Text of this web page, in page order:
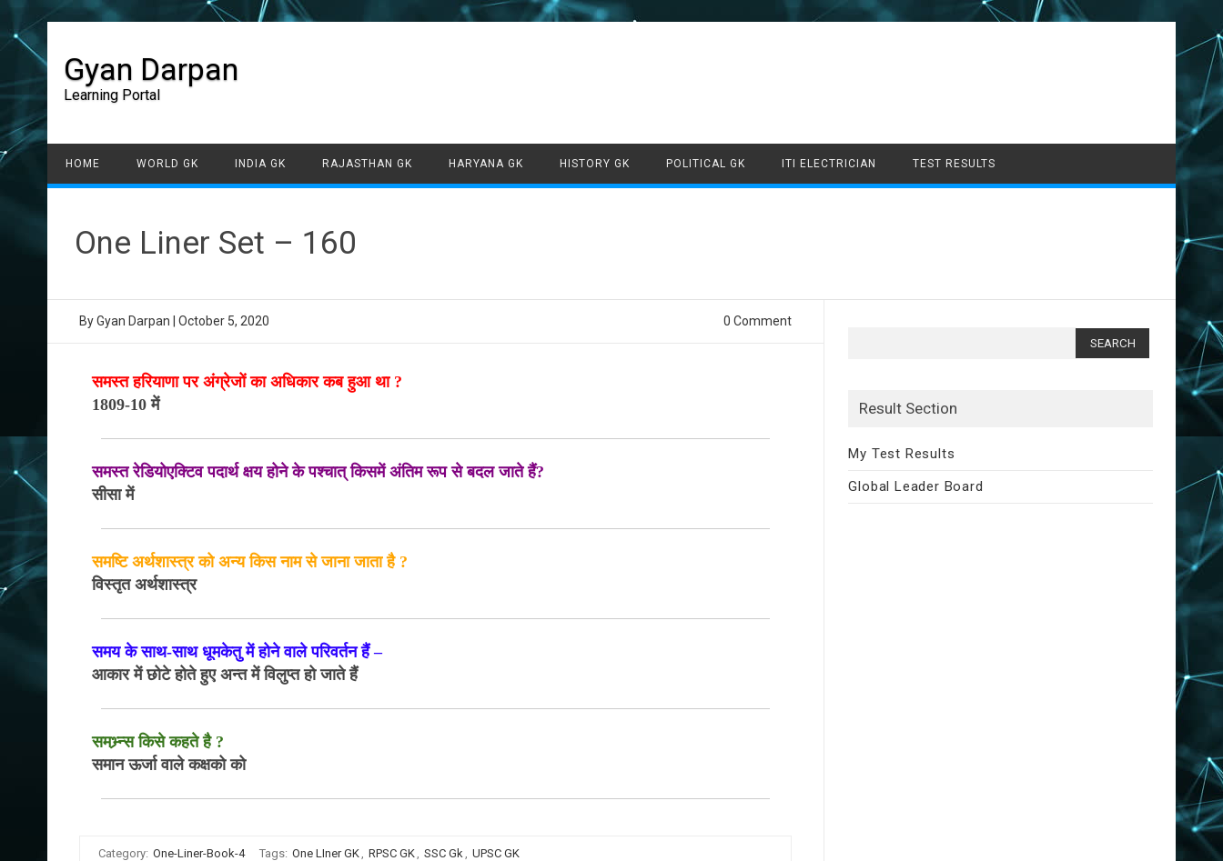
Gyan Darpan
Learning Portal
Skip to content
HOME WORLD GK INDIA GK RAJASTHAN GK HARYANA GK HISTORY GK POLITICAL GK ITI ELECTRICIAN TEST RESULTS
One Liner Set – 160
ByGyan Darpan October 5, 2020 0 Comment
समस्त हरियाणा पर अंग्रेजों का अधिकार कब हुआ था ?
1809-10 में
समस्त रेडियोएक्टिव पदार्थ क्षय होने के पश्चात् किसमें अंतिम रूप से बदल जाते हैं?
सीसा में
समष्टि अर्थशास्त्र को अन्य किस नाम से जाना जाता है ?
विस्तृत अर्थशास्त्र
समय के साथ-साथ धूमकेतु में होने वाले परिवर्तन हैं –
आकार में छोटे होते हुए अन्त में विलुप्त हो जाते हैं
समभ्र्न्स किसे कहते है ?
समान ऊर्जा वाले कक्षको को
Category: One-Liner-Book-4 Tags: One LIner GK, RPSC GK, SSC Gk, UPSC GK
Result Section
My Test Results
Global Leader Board